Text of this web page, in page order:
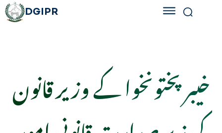
DGIPR
خیبر پختونخوا کے وزیر قانون